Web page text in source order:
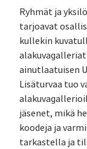
Ryhmät ja
tarjoavat
kullekin
ainutlaatuisen
Lisäturvaa tuo
jäsenet, mikä
koodeja ja
tarkastella ja